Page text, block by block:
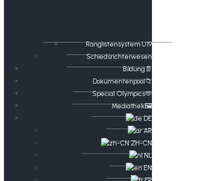
Ranglistensystem U19
Schiedsrichterwesen
Bildung📄
Dokumentenpool📁
​​Special Olympics🫶
Mediathek🖼️​
DE
AR
ZH-CN
NL
EN